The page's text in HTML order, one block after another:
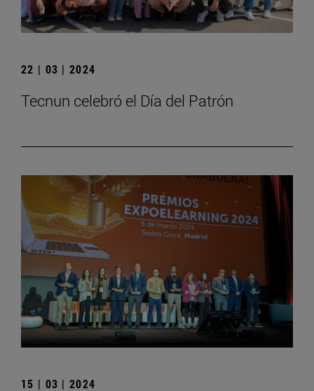
22 | 03 | 2024
Tecnun celebró el Día del Patrón
15 | 03 | 2024